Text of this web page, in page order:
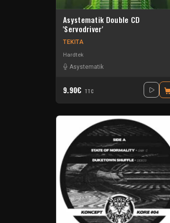
Asystematik Double CD
'Servodriver'
TEKITA
Hardtek
Asystematik
9.90€ TTC